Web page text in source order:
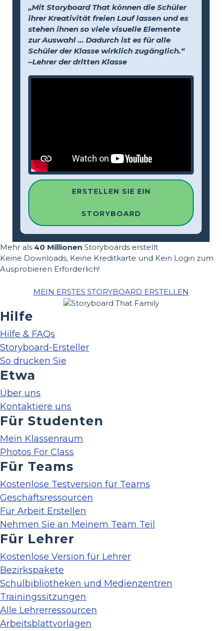
„Mit Storyboard That können die Schüler
ihrer Kreativität freien Lauf lassen und es
stehen ihnen so viele visuelle Elemente
zur Auswahl … Dadurch ist es für alle
Schüler der Klasse wirklich zugänglich.“
–Lehrer der dritten Klasse
ERSTELLEN SIE EIN
STORYBOARD
Mehr als 40 Millionen Storyboards erstellt
Keine Downloads, Keine Kreditkarte und Kein Login zum
Ausprobieren Erforderlich!
MEIN ERSTES STORYBOARD ERSTELLEN
Hilfe
Hilfe & FAQs
Storyboard-Ersteller
So drucken Sie
Etwa
Über uns
Kontaktiere uns
Für Studenten
Mein Klassenraum
Photos For Class
Für Teams
Kostenlose Testversion für Teams
Geschäftsressourcen
Für Arbeit Erstellen
Nehmen Sie an Meinem Team Teil
Für Lehrer
Kostenlose Version für Lehrer
Bezirkspakete
Schulbibliotheken und Medienzentren
Trainingssitzungen
Alle Lehrerressourcen
Arbeitsblattvorlagen